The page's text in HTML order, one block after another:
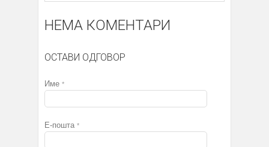
НЕМА КОМЕНТАРИ
ОСТАВИ ОДГОВОР
Име *
Е-пошта *